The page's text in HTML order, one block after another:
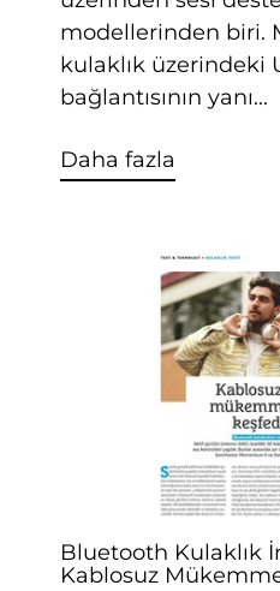
modellerinden biri.
kulaklık üzerindeki
bağlantısının yanı...
Daha fazla
Bluetooth Kulaklık
Kablosuz